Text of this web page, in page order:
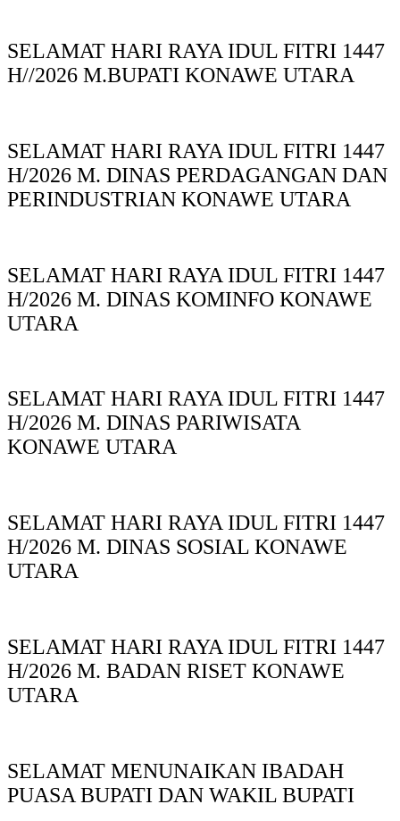
SELAMAT HARI RAYA IDUL FITRI 1447
H//2026 M.BUPATI KONAWE UTARA
SELAMAT HARI RAYA IDUL FITRI 1447
H/2026 M. DINAS PERDAGANGAN DAN
PERINDUSTRIAN KONAWE UTARA
SELAMAT HARI RAYA IDUL FITRI 1447
H/2026 M. DINAS KOMINFO KONAWE
UTARA
SELAMAT HARI RAYA IDUL FITRI 1447
H/2026 M. DINAS PARIWISATA
KONAWE UTARA
SELAMAT HARI RAYA IDUL FITRI 1447
H/2026 M. DINAS SOSIAL KONAWE
UTARA
SELAMAT HARI RAYA IDUL FITRI 1447
H/2026 M. BADAN RISET KONAWE
UTARA
SELAMAT MENUNAIKAN IBADAH
PUASA BUPATI DAN WAKIL BUPATI